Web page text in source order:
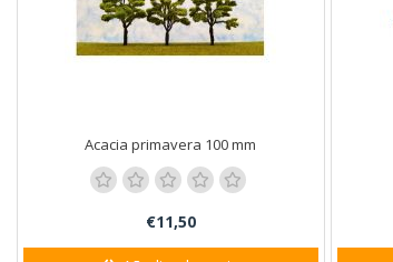
Plano Navio Santa AnaAcacia primavera 100 mm
€11,50